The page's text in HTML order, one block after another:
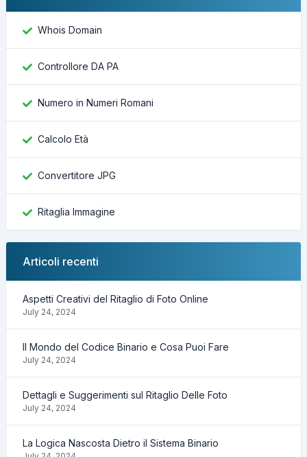
Whois Domain
Controllore DA PA
Numero in Numeri Romani
Calcolo Età
Convertitore JPG
Ritaglia Immagine
Articoli recenti
Aspetti Creativi del Ritaglio di Foto Online
July 24, 2024
Il Mondo del Codice Binario e Cosa Puoi Fare
July 24, 2024
Dettagli e Suggerimenti sul Ritaglio Delle Foto
July 24, 2024
La Logica Nascosta Dietro il Sistema Binario